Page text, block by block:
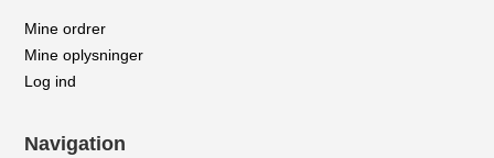
Mine ordrer
Mine oplysninger
Log ind
Navigation